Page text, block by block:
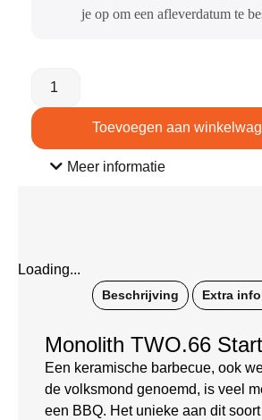
je op om een afleverdatum te
Toevoegen aan
Meer informatie
Loading...
Beschrijving Extra
Monolith TWO.66
Een keramische barbecue, ook
de volksmond genoemd, is veel
een BBQ. Het unieke aan dit